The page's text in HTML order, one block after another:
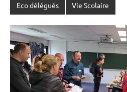
Eco délégués Vie Scolaire